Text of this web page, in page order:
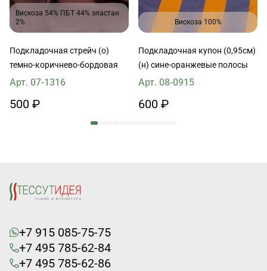
Вискоза 54% ПБТ 44% эластан
2%
Подкладочная стрейч (о)
темно-коричнево-бордовая
Арт. 07-1316
500 ₽
Вискоза 100%
Подкладочная купон (0,95см)
(н) сине-оранжевые полосы
Арт. 08-0915
600 ₽
+7 915 085-75-75
+7 495 785-62-84
+7 495 785-62-86